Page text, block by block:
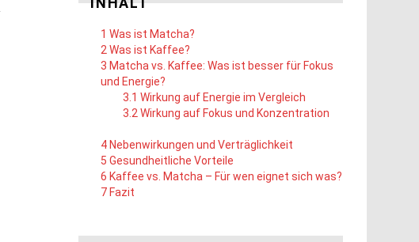
1 Was ist Matcha?
2 Was ist Kaffee?
3 Matcha vs. Kaffee: Was ist besser für Fokus
und Energie?
3.1 Wirkung auf Energie im Vergleich
3.2 Wirkung auf Fokus und Konzentration
4 Nebenwirkungen und Verträglichkeit
5 Gesundheitliche Vorteile
6 Kaffee vs. Matcha – Für wen eignet sich was?
7 Fazit